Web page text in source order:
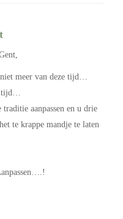
meer van deze tijd…
tijd…
aanpassen en u drie
te krappe mandje te laten